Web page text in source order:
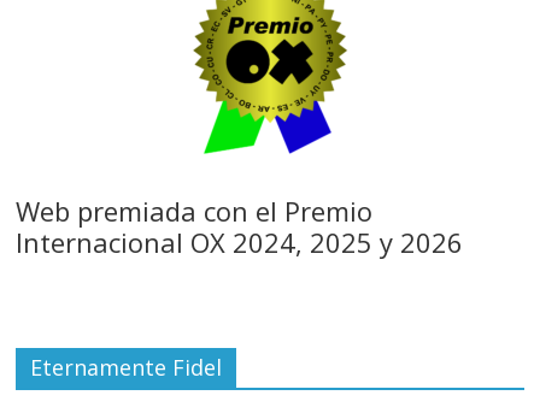
Web premiada con el Premio
Internacional OX 2024, 2025 y 2026
Eternamente Fidel